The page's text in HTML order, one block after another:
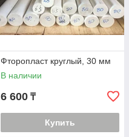
Фторопласт круглый, 30 мм
В наличии
6 600 ₸
Купить